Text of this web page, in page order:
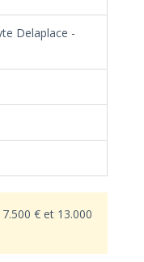
Delaplace -
7.500 € et 13.000